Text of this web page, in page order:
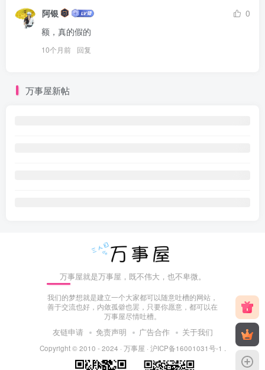
阿银
0
额，真的假的
10个月前 回复
万事屋新帖
万事屋就是万事屋，既不伟大，也不卑微。
我们的梦想就是建立一个大家都可以随意吐槽的网站，
善于交流也好，内敛孤僻也罢，只要你愿意，都可以在
万事屋尽情吐槽。
友链申请 免责声明 广告合作 关于我们
Copyright © 2010 - 2024 · 万事屋 · 沪ICP备16001031号-1 .